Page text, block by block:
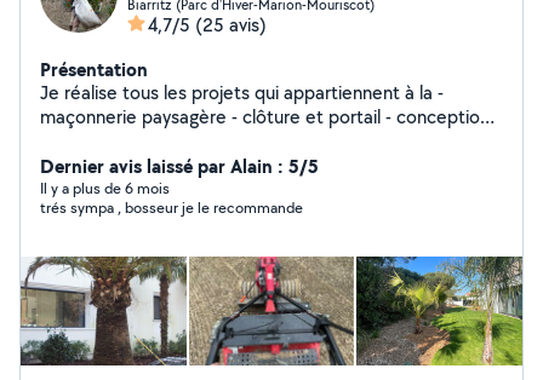
Biarritz (Parc d'Hiver-Marion-Mouriscot)
4,7/5 (25 avis)
Présentation
Je réalise tous les projets qui appartiennent à la -
maçonnerie paysagère - clôture et portail - conception
verts
Dernier avis laissé par Alain : 5/5
Il y a plus de 6 mois
trés sympa , bosseur je le recommande